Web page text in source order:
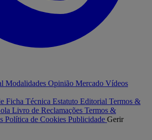
Modalidades Opinião Mercado Vídeos
Ficha Técnica Estatuto Editorial Termos &
Livro de Reclamações Termos &
Política de Cookies Publicidade Gerir